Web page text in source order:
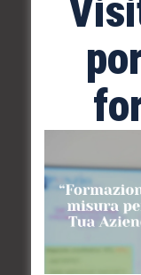
cedolini paga
un
Unico del
Il Dott. Ponzio